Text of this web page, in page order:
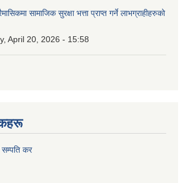
सामाजिक सुरक्षा भत्ता प्राप्त गर्ने लाभग्राहीहरुको
April 20, 2026 - 15:58
कर